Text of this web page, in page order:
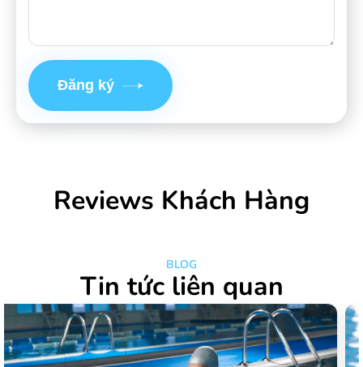
Đăng ký
Reviews Khách Hàng
BLOG
Tin tức liên quan